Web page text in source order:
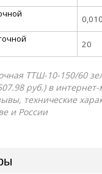
20
ТТШ-10-150/60
руб.) в
технические
и России